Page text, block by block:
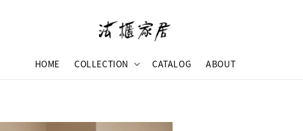
HOME COLLECTION CATALOG ABOUT